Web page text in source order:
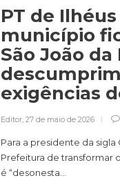
PT de
município
São João
exigências
Editor, 27 de maio de 2026
Para a presidente da
Prefeitura de transformar
é “desonesta...